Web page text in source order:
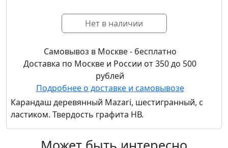
Нет в наличии
Самовывоз в Москве - бесплатно
Доставка по Москве и России от 350 до 500
рублей
Подробнее о доставке и самовывозе
Карандаш деревянный Mazari, шестигранный, с
ластиком. Твердость графита НВ.